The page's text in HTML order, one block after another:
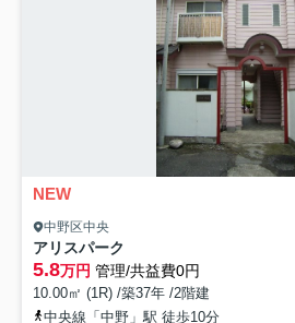
NEW
中野区中央
アリスパーク
5.8万円 管理/共益費0円
10.00㎡ (1R) /築37年 /2階建
中央線「中野」駅 徒歩10分